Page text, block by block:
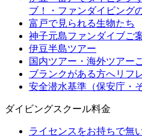
ブ！・ファンダイビング
富戸で見られる生物たち
神子元島ファンダイブご
伊豆半島ツアー
国内ツアー・海外ツアー
ブランクがある方へリフ
安全潜水基準（保安庁・
ダイビングスクール料金
ライセンスをお持ちで無